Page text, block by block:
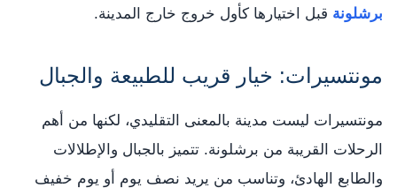
برشلونة قبل اختيارها كأول خروج خارج المدينة.
مونتسيرات: خيار قريب للطبيعة والجبال
مونتسيرات ليست مدينة بالمعنى التقليدي، لكنها من أهم
الرحلات القريبة من برشلونة. تتميز بالجبال والإطلالات
والطابع الهادئ، وتناسب من يريد نصف يوم أو يوم خفيف